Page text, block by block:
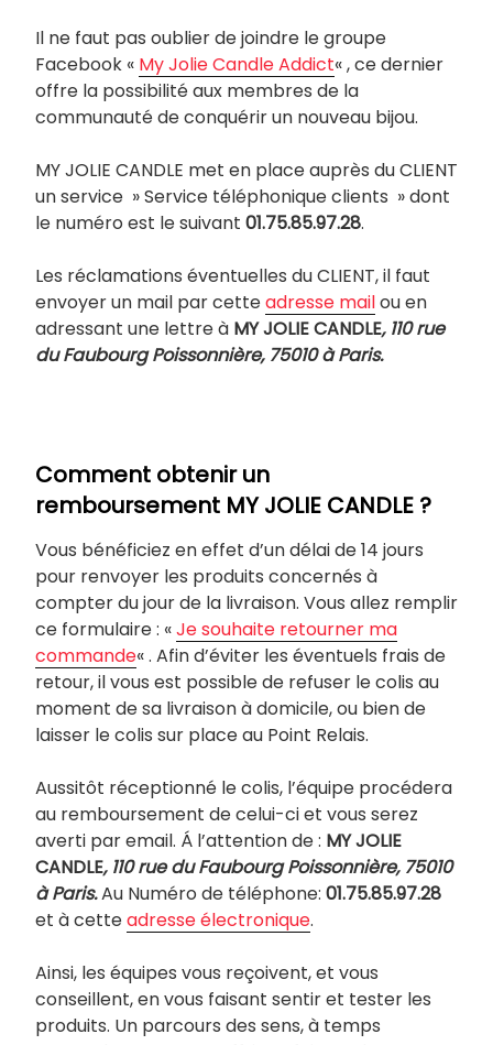
Il ne faut pas oublier de joindre le groupe
Facebook « My Jolie Candle Addict« , ce dernier
offre la possibilité aux membres de la
communauté de conquérir un nouveau bijou.
MY JOLIE CANDLE met en place auprès du CLIENT
un service » Service téléphonique clients » dont
le numéro est le suivant 01.75.85.97.28.
Les réclamations éventuelles du CLIENT, il faut
envoyer un mail par cetteadresse mailou en
adressant une lettre à MY JOLIE CANDLE, 110 rue
du Faubourg Poissonnière, 75010 à Paris.
Comment obtenir un
remboursement MY JOLIE CANDLE ?
Vous bénéficiez en effet d’un délai de 14 jours
pour renvoyer les produits concernés à
compter du jour de la livraison. Vous allez remplir
ce formulaire : «Je souhaite retourner ma
commande« . Afin d’éviter les éventuels frais de
retour, il vous est possible de refuser le colis au
moment de sa livraison à domicile, ou bien de
laisser le colis sur place au Point Relais.
Aussitôt réceptionné le colis, l’équipe procédera
au remboursement de celui-ci et vous serez
averti par email. Á l’attention de : MY JOLIE
CANDLE, 110 rue du Faubourg Poissonnière, 75010
à Paris.Au Numéro de téléphone: 01.75.85.97.28
et à cetteadresse électronique.
Ainsi, les équipes vous reçoivent, et vous
conseillent, en vous faisant sentir et tester les
produits. Un parcours des sens, à temps